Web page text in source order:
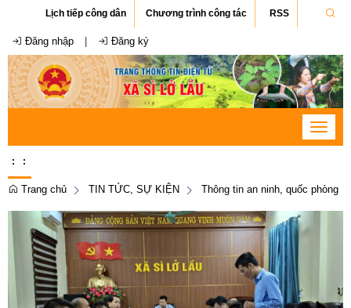
Lịch tiếp công dân Chương trình công tác RSS
Đăng nhập Đăng ký
Toggle
: :
Trang chủ TIN TỨC, SỰ KIỆN Thông tin an ninh, quốc phòng